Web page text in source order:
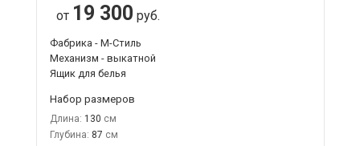
от 19 300 руб.
Фабрика - М-Стиль
Механизм - выкатной
Ящик для белья
Набор размеров
Длина: 130
Глубина: 87